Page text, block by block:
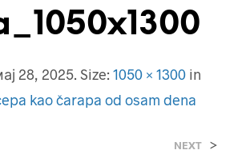
28, 2025. Size: 1050 × 1300in
kao čarapa od osam dena
NEXT >